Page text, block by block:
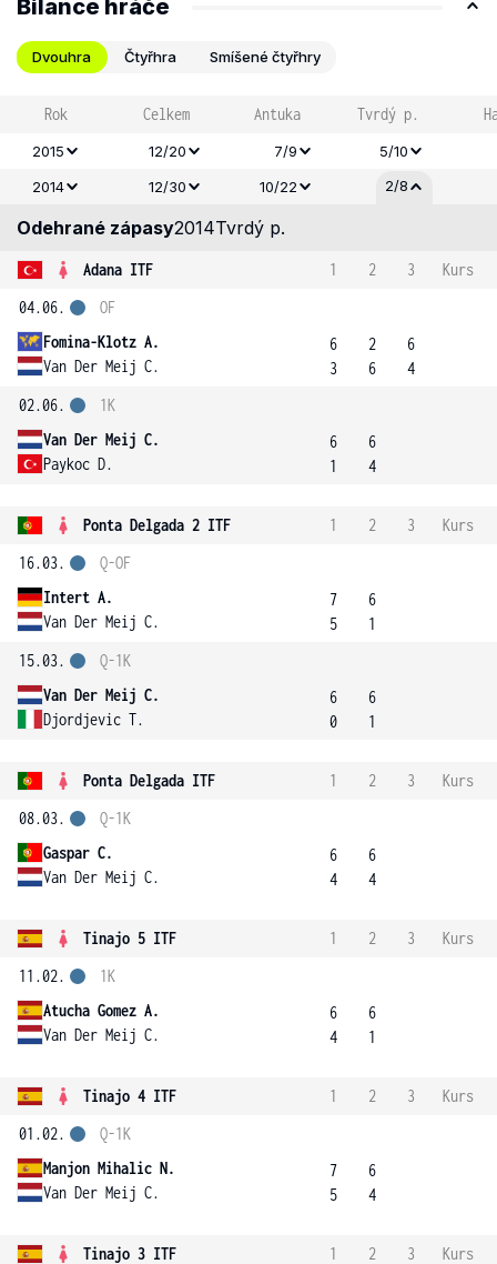
Bilance hráče
Dvouhra Čtyřhra Smíšené čtyřhry
Rok Celkem Antuka Tvrdý p.
2015 12/20 7/9
5/10
2014
12/30 10/22 2/8
Odehrané zápasy2014Tvrdý p.
Adana ITF 1 2 3
Kurs
04.06.
Fomina-Klotz A.
Van Der Meij C.
OF
6
3
2
6
6
4
02.06.
Van Der Meij C.
Paykoc D.
1K
6
1
6
4
Ponta Delgada 2 ITF 1 2 3
Kurs
16.03.
Intert A.
Van Der Meij C.
Q-OF
7
5
6
1
15.03.
Van Der Meij C.
Djordjevic T.
Q-1K
6
0
6
1
Ponta Delgada ITF 1 2 3
Kurs
08.03.
Gaspar C.
Van Der Meij C.
Q-1K
6
4
6
4
Tinajo 5 ITF 1 2 3
Kurs
11.02.
Atucha Gomez A.
Van Der Meij C.
1K
6
4
6
1
Tinajo 4 ITF 1 2 3
Kurs
01.02.
Manjon Mihalic N.
Van Der Meij C.
Q-1K
7
5
6
4
Tinajo 3 ITF 1 2 3
Kurs